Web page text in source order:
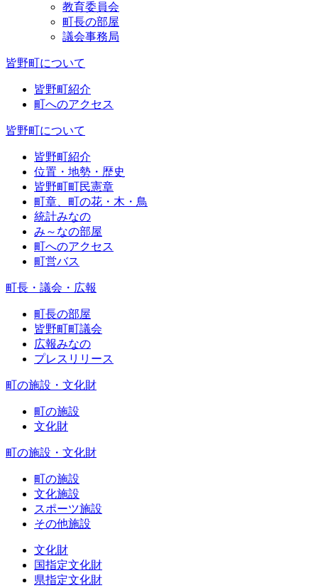
教育委員会
町長の部屋
議会事務局
皆野町について
皆野町紹介
町へのアクセス
皆野町について
皆野町紹介
位置・地勢・歴史
皆野町町民憲章
町章、町の花・木・鳥
統計みなの
み～なの部屋
町へのアクセス
町営バス
町長・議会・広報
町長の部屋
皆野町町議会
広報みなの
プレスリリース
町の施設・文化財
町の施設
文化財
町の施設・文化財
町の施設
文化施設
スポーツ施設
その他施設
文化財
国指定文化財
県指定文化財